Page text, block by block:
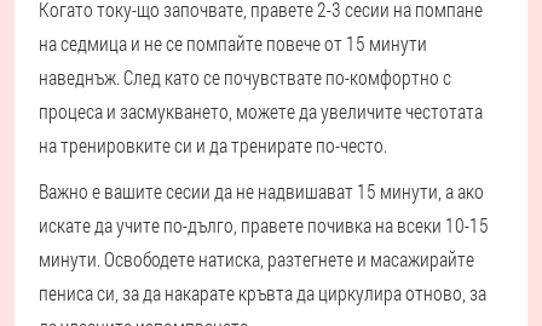
Когато току-що започвате, правете 2-3 сесии на помпане
на седмица и не се помпайте повече от 15 минути
наведнъж. След като се почувствате по-комфортно с
процеса и засмукването, можете да увеличите честотата
на тренировките си и да тренирате по-често.
Важно е вашите сесии да не надвишават 15 минути, а ако
искате да учите по-дълго, правете почивка на всеки 10-15
минути. Освободете натиска, разтегнете и масажирайте
пениса си, за да накарате кръвта да циркулира отново, за